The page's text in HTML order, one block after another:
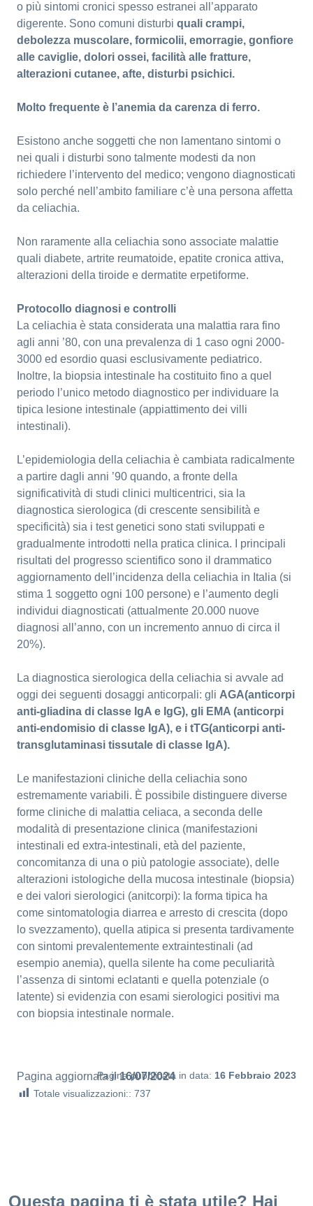
o più sintomi cronici spesso estranei all’apparato
digerente. Sono comuni disturbi quali crampi,
debolezza muscolare, formicolii, emorragie, gonfiore
alle caviglie, dolori ossei, facilità alle fratture,
alterazioni cutanee, afte, disturbi psichici.
Molto frequente è l’anemia da carenza di ferro.
Esistono anche soggetti che non lamentano sintomi o
nei quali i disturbi sono talmente modesti da non
richiedere l’intervento del medico; vengono diagnosticati
solo perché nell’ambito familiare c’è una persona affetta
da celiachia.
Non raramente alla celiachia sono associate malattie
quali diabete, artrite reumatoide, epatite cronica attiva,
alterazioni della tiroide e dermatite erpetiforme.
Protocollo diagnosi e controlli
La celiachia è stata considerata una malattia rara fino
agli anni ’80, con una prevalenza di 1 caso ogni 2000-
3000 ed esordio quasi esclusivamente pediatrico.
Inoltre, la biopsia intestinale ha costituito fino a quel
periodo l’unico metodo diagnostico per individuare la
tipica lesione intestinale (appiattimento dei villi
intestinali).
L’epidemiologia della celiachia è cambiata radicalmente
a partire dagli anni ’90 quando, a fronte della
significatività di studi clinici multicentrici, sia la
diagnostica sierologica (di crescente sensibilità e
specificità) sia i test genetici sono stati sviluppati e
gradualmente introdotti nella pratica clinica. I principali
risultati del progresso scientifico sono il drammatico
aggiornamento dell’incidenza della celiachia in Italia (si
stima 1 soggetto ogni 100 persone) e l’aumento degli
individui diagnosticati (attualmente 20.000 nuove
diagnosi all’anno, con un incremento annuo di circa il
20%).
La diagnostica sierologica della celiachia si avvale ad
oggi dei seguenti dosaggi anticorpali: gli AGA(anticorpi
anti-gliadina di classe IgA e IgG), gli EMA (anticorpi
anti-endomisio di classe IgA), e i tTG(anticorpi anti-
transglutaminasi tissutale di classe IgA).
Le manifestazioni cliniche della celiachia sono
estremamente variabili. È possibile distinguere diverse
forme cliniche di malattia celiaca, a seconda delle
modalità di presentazione clinica (manifestazioni
intestinali ed extra-intestinali, età del paziente,
concomitanza di una o più patologie associate), delle
alterazioni istologiche della mucosa intestinale (biopsia)
e dei valori sierologici (anitcorpi): la forma tipica ha
come sintomatologia diarrea e arresto di crescita (dopo
lo svezzamento), quella atipica si presenta tardivamente
con sintomi prevalentemente extraintestinali (ad
esempio anemia), quella silente ha come peculiarità
l’assenza di sintomi eclatanti e quella potenziale (o
latente) si evidenzia con esami sierologici positivi ma
con biopsia intestinale normale.
Pagina aggiornata il16/07/2024
Pagina pubblicata in data: 16 Febbraio 2023
Totale visualizzazioni:: 737
Questa pagina ti è stata utile? Hai